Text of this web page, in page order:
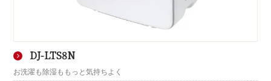
DJ-LTS8N
お洗濯も除湿ももっと気持ちよく